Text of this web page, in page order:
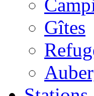
Gîtes